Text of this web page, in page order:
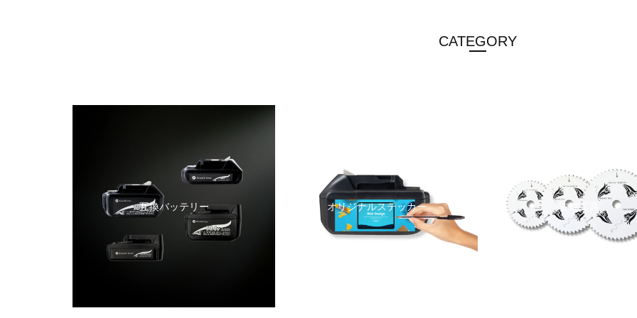
CATEGORY
互換バッテリー オリジナルステッカー 先端工具